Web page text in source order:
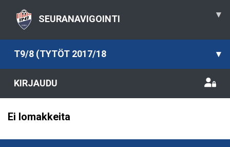
SEURANAVIGOINTI ▾
T9/8 (TYTÖT 2017/18 ▾
KIRJAUDU
Ei lomakkeita